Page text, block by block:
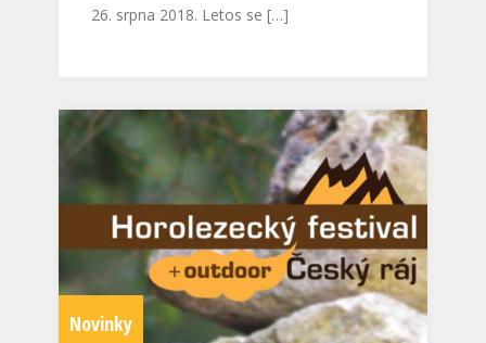
26. srpna 2018. Letos se […]
Novinky